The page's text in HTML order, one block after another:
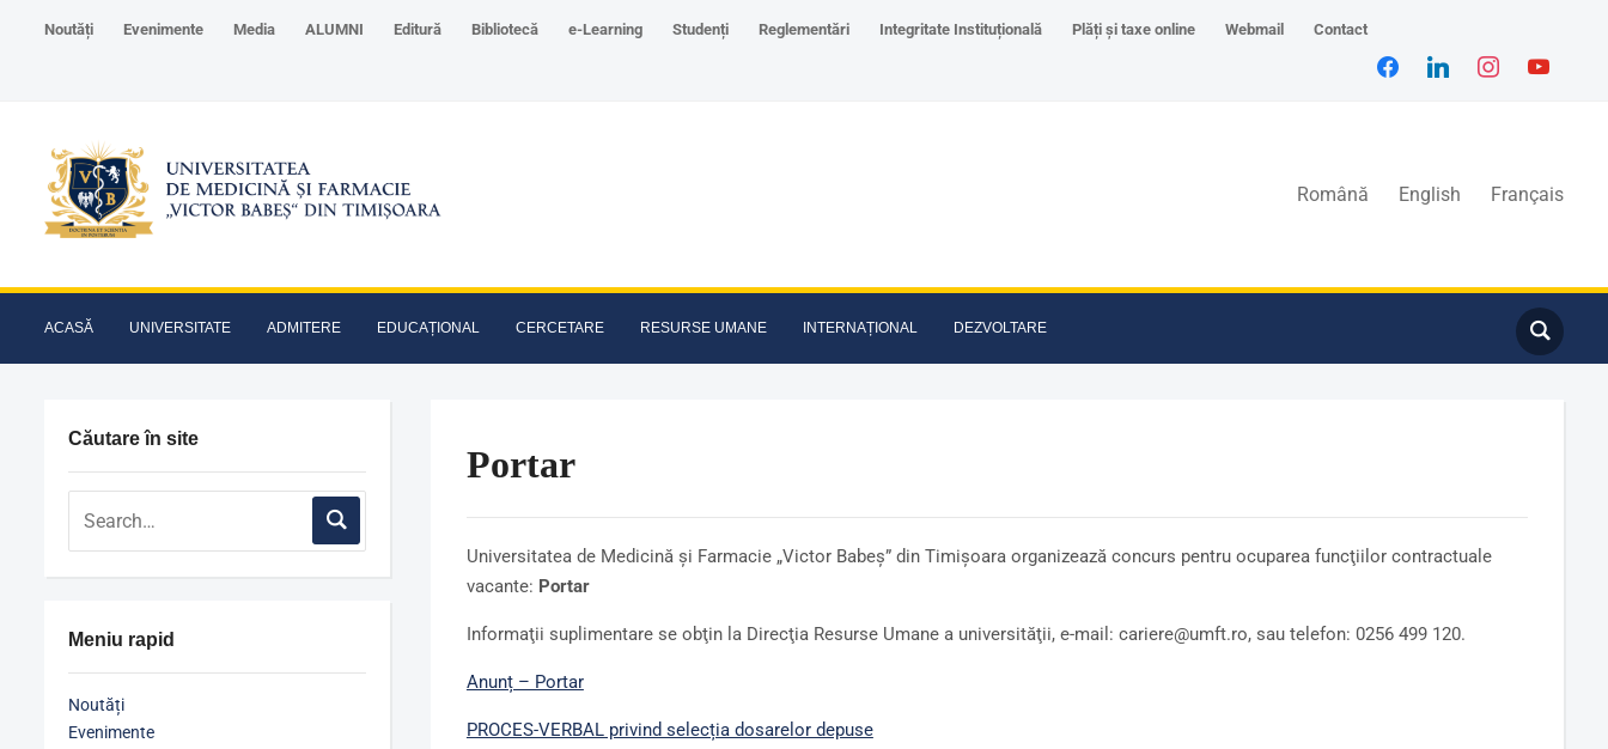
Noutăți Evenimente Media ALUMNI Editură Bibliotecă e-Learning Studenți Reglementări Integritate Instituțională Plăți și taxe online Webmail Contact
Română English Français
ACASĂ UNIVERSITATE ADMITERE EDUCAȚIONAL CERCETARE RESURSE UMANE INTERNAȚIONAL DEZVOLTARE
Căutare în site
Meniu rapid
Noutăți
Evenimente
Portar
Universitatea de Medicină şi Farmacie „Victor Babeş” din Timişoara organizează concurs pentru ocuparea funcţiilor contractuale
vacante: Portar
Informaţii suplimentare se obţin la Direcţia Resurse Umane a universităţii, e-mail: cariere@umft.ro, sau telefon: 0256 499 120.
Anunț – Portar
PROCES-VERBAL privind selecția dosarelor depuse